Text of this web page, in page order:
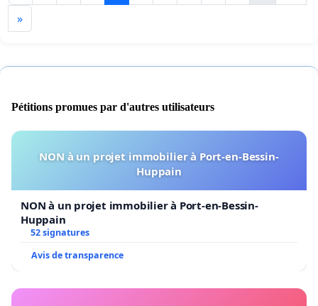
»
Pétitions promues par d'autres utilisateurs
NON à un projet immobilier à Port-en-Bessin-
Huppain
NON à un projet immobilier à Port-en-Bessin-
Huppain
52 signatures
Avis de transparence